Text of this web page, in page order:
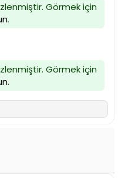
Görmek için
.
Görmek için
.